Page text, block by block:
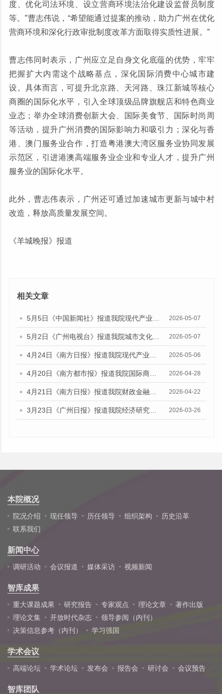
度、优化司法环境、设立营商环境法治化建设监督员制度
等。”曹志伟说，“希望能通过提案的推动，助力广州在优化
营商环境和深化行政审批制度改革方面取得实质性进展。”
曹志伟同时表示，广州应立足自身文化底蕴的优势，牢牢
把握扩大内需这个战略基点，深化国际消费中心城市建
设。具体而言，可提升北京路、天河路、珠江新城等核心
商圈的国际化水平，引入全球顶级品牌旗舰店和特色商业
业态；举办全球消费创新大会、国际美食节、国际时尚周
等活动，提升广州消费的国际影响力和吸引力；深化与香
港、澳门服务业合作，打造粤港澳大湾区服务业协同发展
示范区，引进港澳高端服务业企业和专业人才，提升广州
服务业的国际化水平。
此外，曹志伟表示，广州还可通过加速城市更新与城中村
改造，释放高质量发展空间。
《羊城晚报》报道
相关文章
2026-05-07
2026-05-07
2026-05-06
2026-04-28
2026-04-22
2026-03-26
本院概况
院况介绍 现任领导 历任领导 组织架构
历史沿革
联系我们
新闻中心
调研活动 会议报道 媒体采访 视频新闻
智库成果
重大课题成果 研究报告 专家观点 理论文章
著作出版
理论文集
开放时代杂志
领导参阅（内刊）
决策信息参考（内刊）
学习强国
学术会议
高端论坛 学术论坛 发布会 报告会 研讨会 会议预告
智库团队